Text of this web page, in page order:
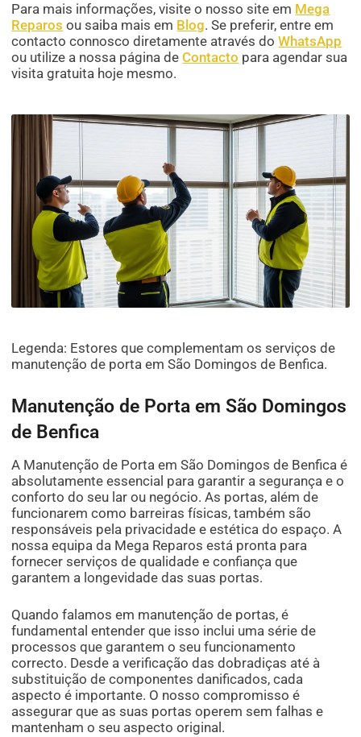
Para mais informações, visite o nosso site em Mega
Reparos ou saiba mais em Blog. Se preferir, entre em
contacto connosco diretamente através doWhatsApp
ou utilize a nossa página deContacto para agendar sua
visita gratuita hoje mesmo.
Legenda: Estores que complementam os serviços de
manutenção de porta em São Domingos de Benfica.
Manutenção de Porta em São Domingos
de Benfica
A Manutenção de Porta em São Domingos de Benfica é
absolutamente essencial para garantir a segurança e o
conforto do seu lar ou negócio. As portas, além de
funcionarem como barreiras físicas, também são
responsáveis pela privacidade e estética do espaço. A
nossa equipa da Mega Reparos está pronta para
fornecer serviços de qualidade e confiança que
garantem a longevidade das suas portas.
Quando falamos em manutenção de portas, é
fundamental entender que isso inclui uma série de
processos que garantem o seu funcionamento
correcto. Desde a verificação das dobradiças até à
substituição de componentes danificados, cada
aspecto é importante. O nosso compromisso é
assegurar que as suas portas operem sem falhas e
mantenham o seu aspecto original.